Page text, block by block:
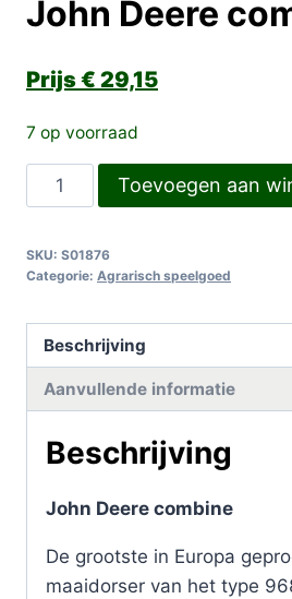
John Deere
€ 29,15
7 op voorraad
John
Deere
aantal
Toevoegen aan
SKU: S01876
Categorie: Agrarisch speelgoed
Beschrijving
Aanvullende informatie
Beschrijving
John Deere combine
De grootste in Europa
maaidorser van het type